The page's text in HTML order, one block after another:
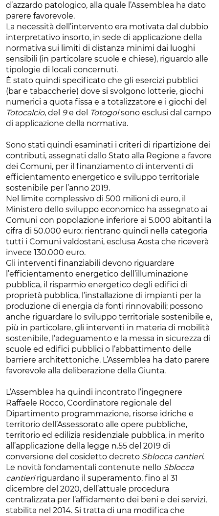
d’azzardo patologico, alla quale l’Assemblea ha dato
parere favorevole.
La necessità dell’intervento era motivata dal dubbio
interpretativo insorto, in sede di applicazione della
normativa sui limiti di distanza minimi dai luoghi
sensibili (in particolare scuole e chiese), riguardo alle
tipologie di locali concernuti.
È stato quindi specificato che gli esercizi pubblici
(bar e tabaccherie) dove si svolgono lotterie, giochi
numerici a quota fissa e a totalizzatore e i giochi del
Totocalcio, del 9e del Totogolsono esclusi dal campo
di applicazione della normativa.
Sono stati quindi esaminati i criteri di ripartizione dei
contributi, assegnati dallo Stato alla Regione a favore
dei Comuni, per il finanziamento di interventi di
efficientamento energetico e sviluppo territoriale
sostenibile per l’anno 2019.
Nel limite complessivo di 500 milioni di euro, il
Ministero dello sviluppo economico ha assegnato ai
Comuni con popolazione inferiore ai 5.000 abitanti la
cifra di 50.000 euro: rientrano quindi nella categoria
tutti i Comuni valdostani, esclusa Aosta che riceverà
invece 130.000 euro.
Gli interventi finanziabili devono riguardare
l’efficientamento energetico dell’illuminazione
pubblica, il risparmio energetico degli edifici di
proprietà pubblica, l’installazione di impianti per la
produzione di energia da fonti rinnovabili; possono
anche riguardare lo sviluppo territoriale sostenibile e,
più in particolare, gli interventi in materia di mobilità
sostenibile, l’adeguamento e la messa in sicurezza di
scuole ed edifici pubblici o l’abbattimento delle
barriere architettoniche. L’Assemblea ha dato parere
favorevole alla deliberazione della Giunta.
L’Assemblea ha quindi incontrato l’ingegnere
Raffaele Rocco, Coordinatore regionale del
Dipartimento programmazione, risorse idriche e
territorio dell’Assessorato alle opere pubbliche,
territorio ed edilizia residenziale pubblica, in merito
all’applicazione della legge n.55 del 2019 di
conversione del cosidetto decreto Sblocca cantieri.
Le novità fondamentali contenute nello Sblocca
cantieririguardano il superamento, fino al 31
dicembre del 2020, dell’attuale procedura
centralizzata per l’affidamento dei beni e dei servizi,
stabilita nel 2014. Si tratta di una modifica che